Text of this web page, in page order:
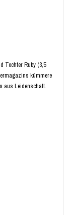
Tochter Ruby (3,5
kümmere
aus Leidenschaft.